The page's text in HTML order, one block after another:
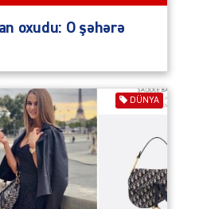
oxudu: O şəhərə
DÜNYA